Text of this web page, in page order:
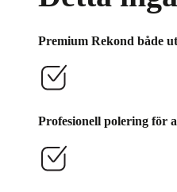
Premium Rekond både
Profesionell polering för